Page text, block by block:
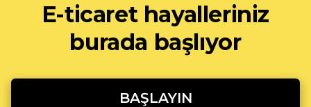
E-ticaret hayalleriniz
burada başlıyor
BAŞLAYIN